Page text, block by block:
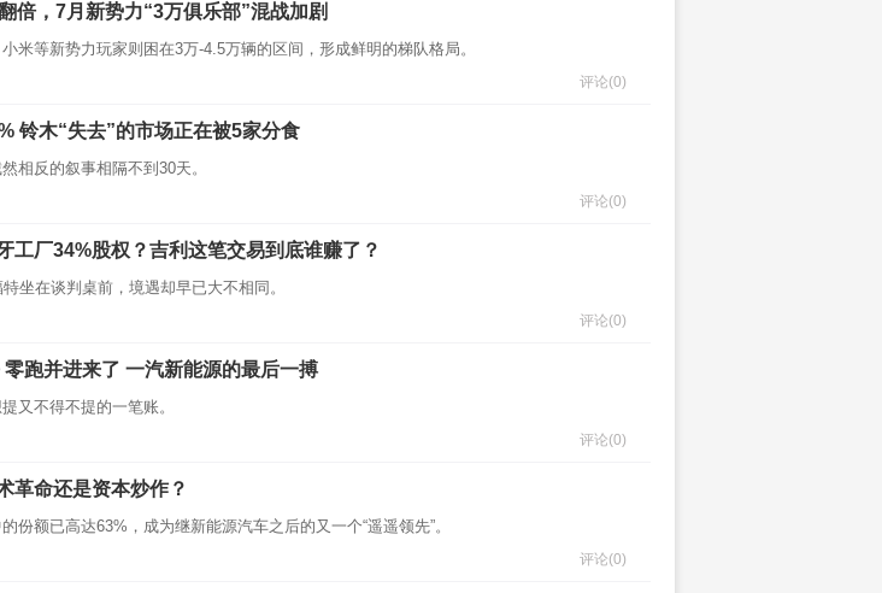
倍，7月新势力“3万俱乐部”混战加剧
米等新势力玩家则困在3万-4.5万辆的区间，形成鲜明的梯队格局。
评论(0)
铃木“失去”的市场正在被5家分食
相反的叙事相隔不到30天。
评论(0)
工厂34%股权？吉利这笔交易到底谁赚了？
坐在谈判桌前，境遇却早已大不相同。
评论(0)
跑并进来了 一汽新能源的最后一搏
又不得不提的一笔账。
评论(0)
革命还是资本炒作？
份额已高达63%，成为继新能源汽车之后的又一个“遥遥领先”。
评论(0)